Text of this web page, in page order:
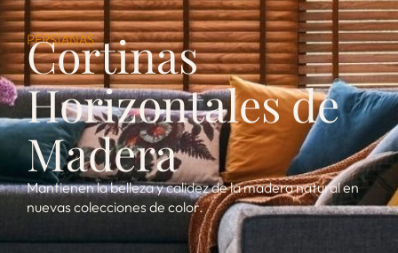
PERSIANAS
Cortinas
Horizontales de
Madera
Mantienen la belleza y calidez de la madera natural en
nuevas colecciones de color.